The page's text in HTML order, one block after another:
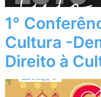
1°
Cultura -
Direito à